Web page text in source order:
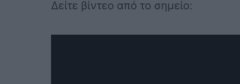
Δείτε βίντεο από το σημείο: